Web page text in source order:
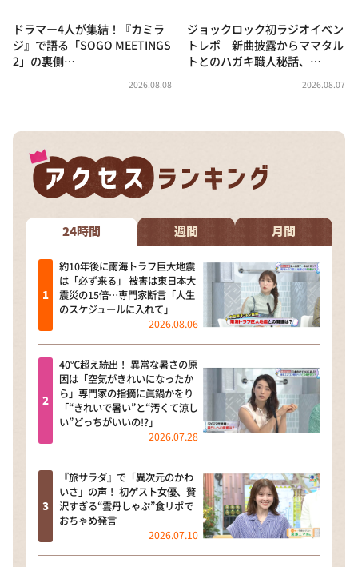
ドラマー4人が集結！『カミラ
ジ』で語る「SOGO MEETINGS
2」の裏側…
2026.08.08
ジョックロック初ラジオイベン
トレポ 新曲披露からママタル
トとのハガキ職人秘話、…
2026.08.07
24時間 週間 月間
約10年後に南海トラフ巨大地震
は「必ず来る」 被害は東日本大
震災の15倍…専門家断言「人生
のスケジュールに入れて」
2026.08.06
40℃超え続出！ 異常な暑さの原
因は「空気がきれいになったか
ら」専門家の指摘に眞鍋かをり
「“きれいで暑い”と“汚くて涼し
い”どっちがいいの!?」
2026.07.28
『旅サラダ』で「異次元のかわ
いさ」の声！ 初ゲスト女優、贅
沢すぎる“雲丹しゃぶ”食リポで
おちゃめ発言
2026.07.10